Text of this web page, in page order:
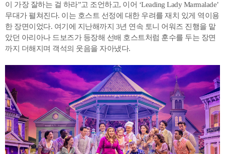
이 가장 잘하는 걸 하라”고 조언하고, 이어 ‘Leading Lady Marmalade’
무대가 펼쳐진다. 이는 호스트 선정에 대한 우려를 재치 있게 역이용
한 장면이었다. 여기에 지난해까지 3년 연속 토니 어워즈 진행을 맡
았던 아리아나 드보즈가 등장해 선배 호스트처럼 훈수를 두는 장면
까지 더해지며 객석의 웃음을 자아냈다.